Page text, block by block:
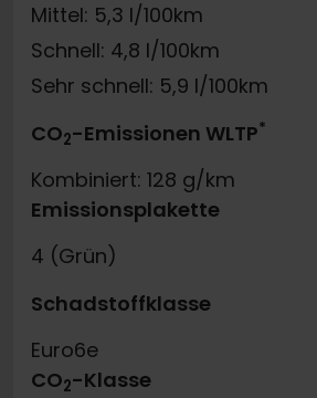
Mittel: 5,3 l/100km
Schnell: 4,8 l/100km
Sehr schnell: 5,9 l/100km
CO2-Emissionen WLTP*
Kombiniert: 128 g/km
Emissionsplakette
4 (Grün)
Schadstoffklasse
Euro6e
CO2-Klasse